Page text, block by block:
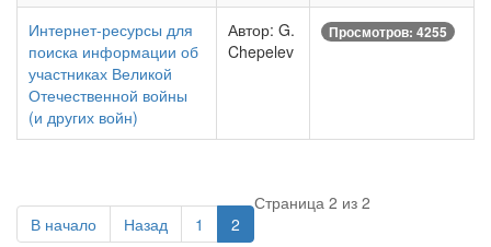
Интернет-ресурсы для
поиска информации об
участниках Великой
Отечественной войны
(и других войн)
Автор: G.
Chepelev
Просмотров: 4255
Страница 2 из 2
В начало
Назад 1 2